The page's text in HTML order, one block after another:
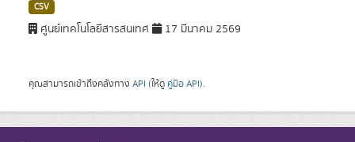
CSV
ศูนย์เทคโนโลยีสารสนเทศ 17 มีนาคม 2569
คุณสามารถเข้าถึงคลังทาง API (ให้ดู คู่มือ API).